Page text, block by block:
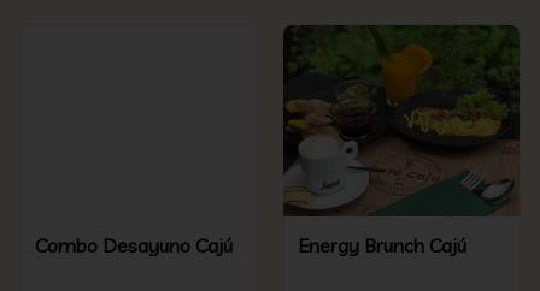
Combo Desayuno Cajú Energy Brunch Cajú